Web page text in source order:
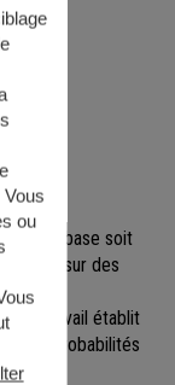
:
se base soit
soit sur des
de travail établit
des probabilités
ou